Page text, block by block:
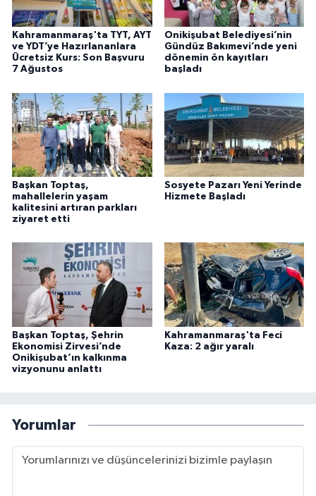
Kahramanmaraş'ta TYT, AYT
ve YDT’ye Hazırlananlara
Ücretsiz Kurs: Son Başvuru
7 Ağustos
Onikişubat Belediyesi’nin
Gündüz Bakımevi’nde yeni
dönemin ön kayıtları
başladı
Başkan Toptaş,
mahallelerin yaşam
kalitesini artıran parkları
ziyaret etti
Sosyete Pazarı Yeni Yerinde
Hizmete Başladı
Başkan Toptaş, Şehrin
Ekonomisi Zirvesi’nde
Onikişubat’ın kalkınma
vizyonunu anlattı
Kahramanmaraş'ta Feci
Kaza: 2 ağır yaralı
Yorumlar